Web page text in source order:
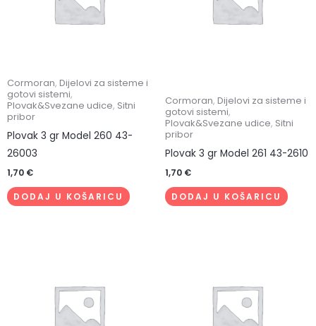
Cormoran, Dijelovi za sisteme i
gotovi sistemi,
Plovak&Svezane udice, Sitni
pribor
Plovak 3 gr Model 260 43-
26003
1,70 €
DODAJ U KOŠARICU
Cormoran, Dijelovi za sisteme i
gotovi sistemi,
Plovak&Svezane udice, Sitni
pribor
Plovak 3 gr Model 261 43-2610
1,70 €
DODAJ U KOŠARICU